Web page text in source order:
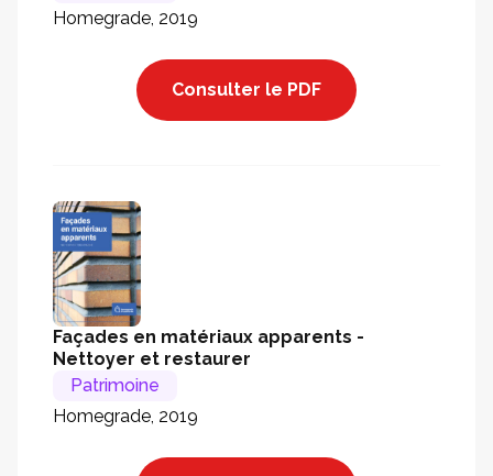
Homegrade, 2019
Consulter le PDF
Façades en matériaux apparents -
Nettoyer et restaurer
Patrimoine
Homegrade, 2019